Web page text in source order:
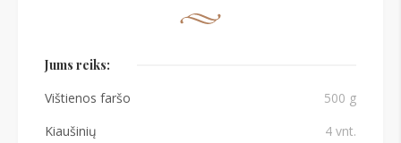
Jums reiks:
Vištienos faršo
500 g
Kiaušinių
4 vnt.